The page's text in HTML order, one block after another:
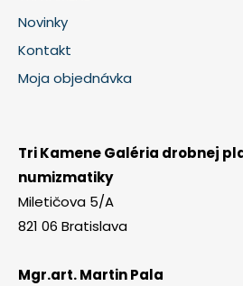
Novinky
Kontakt
Moja objednávka
Tri Kamene Galéria drobnej
numizmatiky
Miletičova 5/A
821 06 Bratislava
Mgr.art. Martin Pala